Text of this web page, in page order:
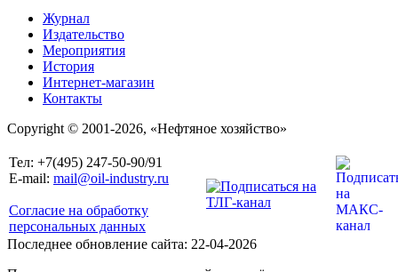
Журнал
Издательство
Мероприятия
История
Интернет-магазин
Контакты
Copyright © 2001-2026, «Нефтяное хозяйство»
Тел: +7(495) 247-50-90/91
E-mail: mail@oil-industry.ru
Согласие на обработку
персональных данных
Последнее обновление сайта: 22-04-2026